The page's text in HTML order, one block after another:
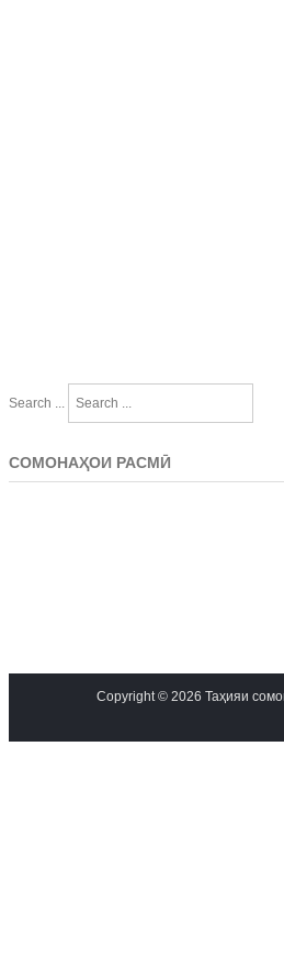
Search ...
СОМОНАҲОИ РАСМӢ
Copyright © 2026 Таҳияи